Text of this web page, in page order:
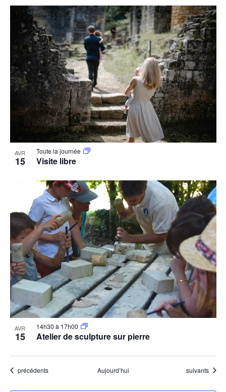
AVR
15 Visite libre
Toute la journée
AVR
15 Atelier de sculpture sur pierre
14h30 à 17h00
Évènements
précédents Aujourd’hui Évènements
suivants